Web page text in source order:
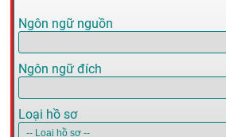
Ngôn ngữ nguồn
Ngôn ngữ đích
Loại hồ sơ